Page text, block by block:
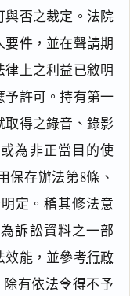
與否之裁定。法院
件，並在聲請期
上之利益已敘明
予許可。持有第一
得之錄音、錄影
為非正當目的使
保存辦法第8條、
定。稽其修法意
訴訟資料之一部
效能，並參考行政
有依法令得不予